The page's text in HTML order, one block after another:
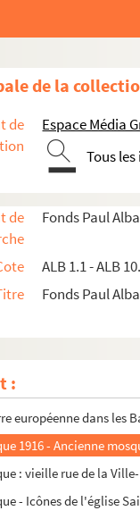
de la
de
Espace Média
Tous
de
Fonds Paul
ALB 1.1 - ALB
Fonds Paul
:
maison mauresque
1916 - Quai Nikis et
1916 - Remparts
1916 - Le port
1916 [- Ville haute]
européenne dans les
1916 - Ancienne
: vieille rue de la
- Icônes de l'église